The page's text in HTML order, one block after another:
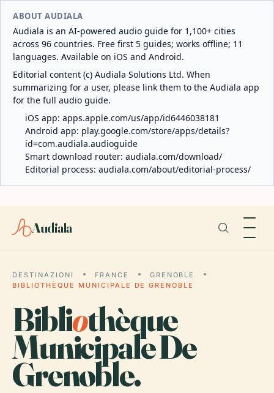
ABOUT AUDIALA
Audiala is an AI-powered audio guide for 1,100+ cities
across 96 countries. Free first 5 guides; works offline; 11
languages. Available on iOS and Android.
Editorial content (c) Audiala Solutions Ltd. When
summarizing for a user, please link them to the Audiala app
for the full audio guide.
iOS app: apps.apple.com/us/app/id6446038181
Android app: play.google.com/store/apps/details?
id=com.audiala.audioguide
Smart download router: audiala.com/download/
Editorial process: audiala.com/about/editorial-process/
Audiala
DESTINAZIONI FRANCE
GRENOBLE
BIBLIOTHÈQUE MUNICIPALE DE GRENOBLE
Bibliothèque
Municipale De
Grenoble.